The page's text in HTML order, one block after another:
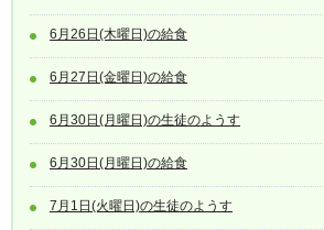
6月26日(木曜日)の給食
6月27日(金曜日)の給食
6月30日(月曜日)の生徒のようす
6月30日(月曜日)の給食
7月1日(火曜日)の生徒のようす